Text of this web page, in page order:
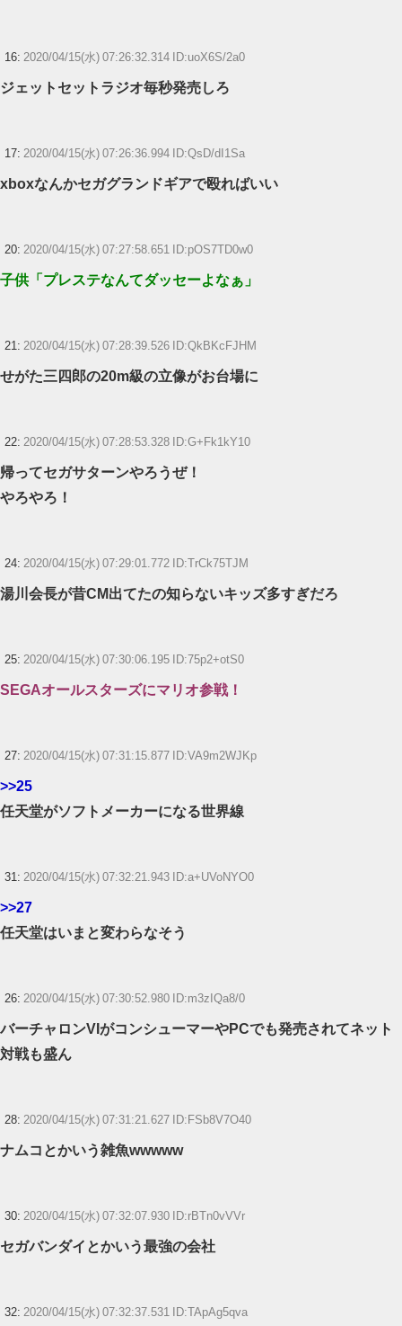
16: 2020/04/15(水) 07:26:32.314 ID:uoX6S/2a0
ジェットセットラジオ毎秒発売しろ
17: 2020/04/15(水) 07:26:36.994 ID:QsD/dI1Sa
xboxなんかセガグランドギアで殴ればいい
20: 2020/04/15(水) 07:27:58.651 ID:pOS7TD0w0
子供「プレステなんてダッセーよなぁ」
21: 2020/04/15(水) 07:28:39.526 ID:QkBKcFJHM
せがた三四郎の20m級の立像がお台場に
22: 2020/04/15(水) 07:28:53.328 ID:G+Fk1kY10
帰ってセガサターンやろうぜ！
やろやろ！
24: 2020/04/15(水) 07:29:01.772 ID:TrCk75TJM
湯川会長が昔CM出てたの知らないキッズ多すぎだろ
25: 2020/04/15(水) 07:30:06.195 ID:75p2+otS0
SEGAオールスターズにマリオ参戦！
27: 2020/04/15(水) 07:31:15.877 ID:VA9m2WJKp
>>25
任天堂がソフトメーカーになる世界線
31: 2020/04/15(水) 07:32:21.943 ID:a+UVoNYO0
>>27
任天堂はいまと変わらなそう
26: 2020/04/15(水) 07:30:52.980 ID:m3zIQa8/0
バーチャロンVIがコンシューマーやPCでも発売されてネット
対戦も盛ん
28: 2020/04/15(水) 07:31:21.627 ID:FSb8V7O40
ナムコとかいう雑魚wwwww
30: 2020/04/15(水) 07:32:07.930 ID:rBTn0vVVr
セガバンダイとかいう最強の会社
32: 2020/04/15(水) 07:32:37.531 ID:TApAg5qva